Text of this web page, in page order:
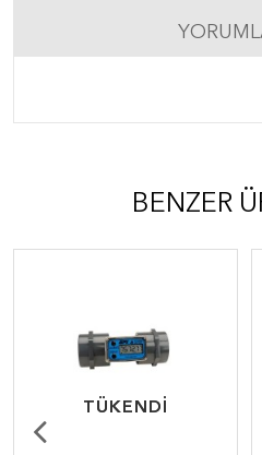
BENZER
TÜKENDI
TÜKENDI